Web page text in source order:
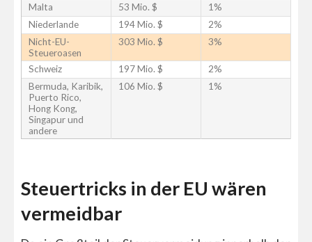
Malta
53 Mio. $
1%
Niederlande
194 Mio. $
2%
Nicht-EU-
Steueroasen
303 Mio. $ 3%
Schweiz 197 Mio. $
2%
Bermuda, Karibik,
Puerto Rico,
Hong Kong,
Singapur und
andere
106 Mio. $ 1%
Steuertricks in der EU wären
vermeidbar